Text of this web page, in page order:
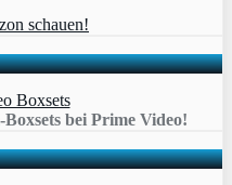
bei Prime Video!